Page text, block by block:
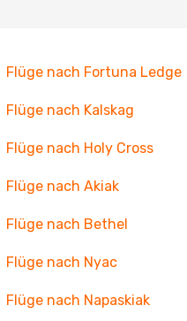
Flüge nach Fortuna Ledge
Flüge nach Kalskag
Flüge nach Holy Cross
Flüge nach Akiak
Flüge nach Bethel
Flüge nach Nyac
Flüge nach Napaskiak